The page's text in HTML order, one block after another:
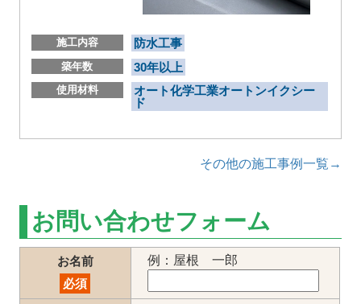
施工内容 防水工事
築年数 30年以上
使用材料
オート化学工業オートンイクシー
ド
その他の施工事例一覧→
お問い合わせフォーム
お名前
必須
例：屋根 一郎